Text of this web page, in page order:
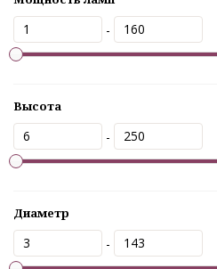
-
Высота
-
Диаметр
-